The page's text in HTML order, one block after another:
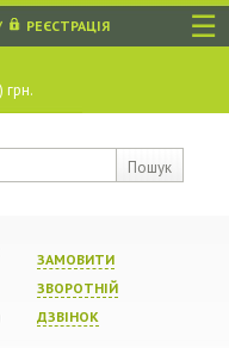
☰
Пошук
РЕЄСТРАЦІЯ
) грн.
ЗАМОВИТИ
ЗВОРОТНIЙ
ДЗВIНОК